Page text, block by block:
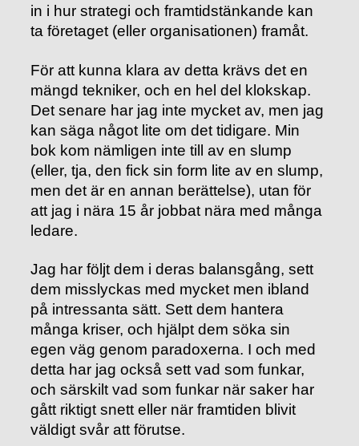
in i hur strategi och framtidstänkande kan
ta företaget (eller organisationen) framåt.
För att kunna klara av detta krävs det en
mängd tekniker, och en hel del klokskap.
Det senare har jag inte mycket av, men jag
kan säga något lite om det tidigare. Min
bok kom nämligen inte till av en slump
(eller, tja, den fick sin form lite av en slump,
men det är en annan berättelse), utan för
att jag i nära 15 år jobbat nära med många
ledare.
Jag har följt dem i deras balansgång, sett
dem misslyckas med mycket men ibland
på intressanta sätt. Sett dem hantera
många kriser, och hjälpt dem söka sin
egen väg genom paradoxerna. I och med
detta har jag också sett vad som funkar,
och särskilt vad som funkar när saker har
gått riktigt snett eller när framtiden blivit
väldigt svår att förutse.